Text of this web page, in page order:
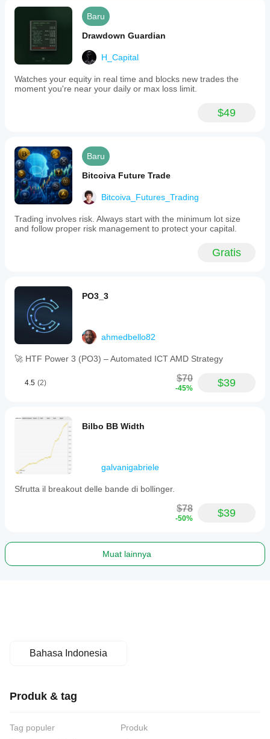
Baru
Drawdown Guardian
H_Capital
Watches your equity in real time and blocks new trades the
moment you're near your daily or max loss limit.
$49
Baru
Bitcoiva Future Trade
Bitcoiva_Futures_Trading
Trading involves risk. Always start with the minimum lot size
and follow proper risk management to protect your capital.
Gratis
PO3_3
ahmedbello82
🚀 HTF Power 3 (PO3) – Automated ICT AMD Strategy
4.5 (2) $70
-45% $39
Bilbo BB Width
galvanigabriele
Sfrutta il breakout delle bande di bollinger.
$78
-50% $39
Muat lainnya
Bahasa Indonesia
Produk & tag
Tag populer
Produk